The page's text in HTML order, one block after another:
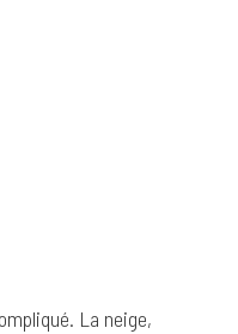
La neige,